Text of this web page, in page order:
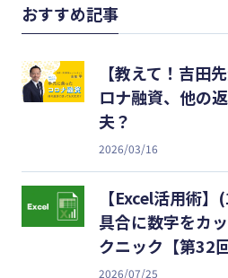
おすすめ記事
【教えて！吉田
ロナ融資、他の
夫？
2026/03/16
【Excel活用術
具合に数字をカ
クニック【第32回
2026/07/25